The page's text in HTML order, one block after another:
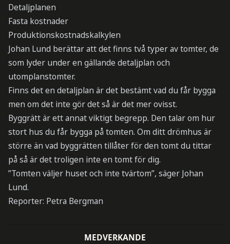
Detaljplanen
Fasta kostnader
Produktionskostnadskalkylen
Johan Lund berättar att det finns två typer av tomter, de
som lyder under en gällande detaljplan och
utomplanstomter.
Finns det en detaljplan är det bestämt vad du får bygga
men om det inte gör det så är det mer ovisst.
Byggrätt är ett annat viktigt begrepp. Den talar om hur
stort hus du får bygga på tomten. Om ditt drömhus är
större än vad byggrätten tillåter för den tomt du tittar
på så är det troligen inte en tomt för dig.
”Tomten väljer huset och inte tvärtom”, säger Johan
Lund.
Reporter: Petra Bergman
MEDVERKANDE